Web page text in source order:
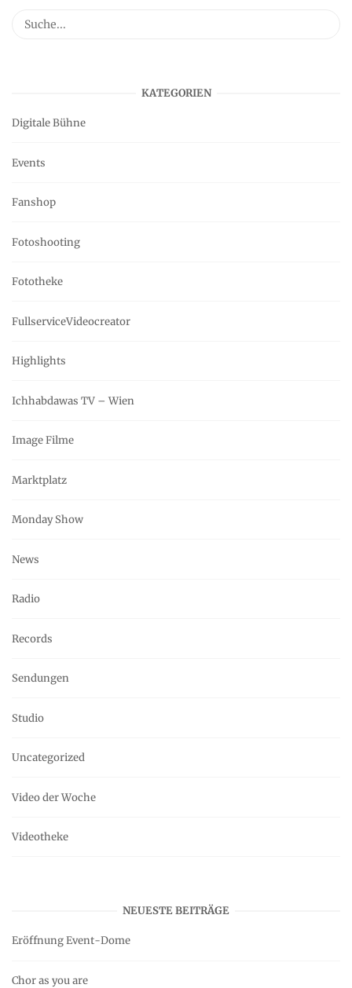
KATEGORIEN
Digitale Bühne
Events
Fanshop
Fotoshooting
Fototheke
FullserviceVideocreator
Highlights
Ichhabdawas TV – Wien
Image Filme
Marktplatz
Monday Show
News
Radio
Records
Sendungen
Studio
Uncategorized
Video der Woche
Videotheke
NEUESTE BEITRÄGE
Eröffnung Event-Dome
Chor as you are